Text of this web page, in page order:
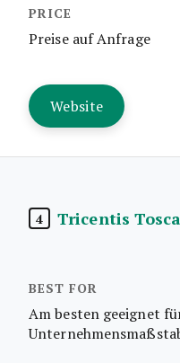
Preise auf Anfrage
Website
4 Tricentis Tosca
Am besten geeignet